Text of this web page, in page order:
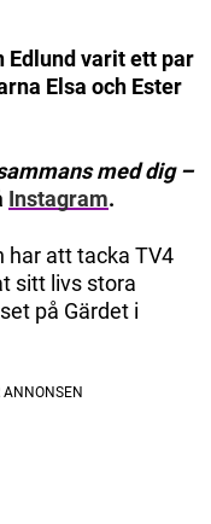
Edlund varit ett par
Elsa och Ester
med dig –
Instagram.
har att tacka TV4
sitt livs stora
på Gärdet i